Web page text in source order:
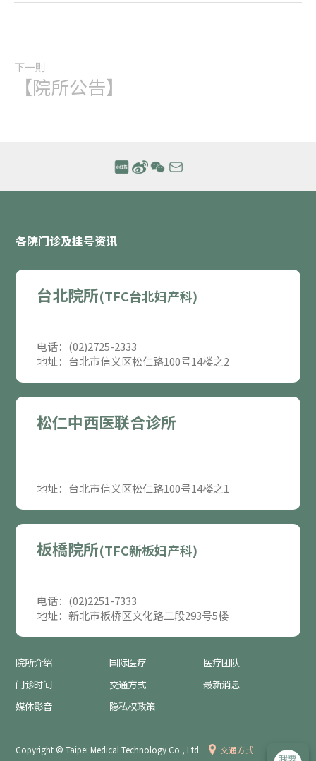
下一則
【院所公告】
各院门诊及挂号资讯
台北院所(TFC台北妇产科)
电话：(02)2725-2333
地址：台北市信义区松仁路100号14楼之2
松仁中西医联合诊所
地址：台北市信义区松仁路100号14楼之1
板橋院所(TFC新板妇产科)
电话：(02)2251-7333
地址：新北市板桥区文化路二段293号5楼
院所介绍 国际医疗
医疗团队
门诊时间
交通方式
最新消息
媒体影音
隐私权政策
Copyright © Taipei Medical Technology Co., Ltd. 交通方式